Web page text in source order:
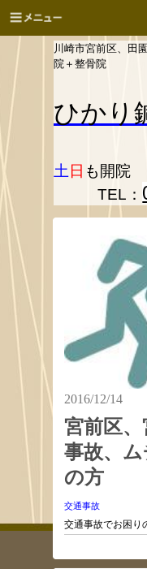
川崎市宮前区、田
院＋整骨院
ひかり
土 日 も開院
TEL：
2016/12/14
宮前区
事故、
の方
交通事故
交通事故でお困り